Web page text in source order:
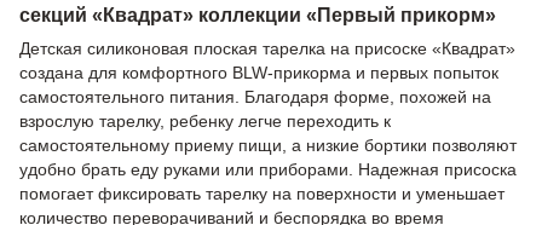
секций «Квадрат» коллекции «Первый прикорм»
Детская силиконовая плоская тарелка на присоске «Квадрат»
создана для комфортного BLW-прикорма и первых попыток
самостоятельного питания. Благодаря форме, похожей на
взрослую тарелку, ребенку легче переходить к
самостоятельному приему пищи, а низкие бортики позволяют
удобно брать еду руками или приборами. Надежная присоска
помогает фиксировать тарелку на поверхности и уменьшает
количество переворачиваний и беспорядка во время